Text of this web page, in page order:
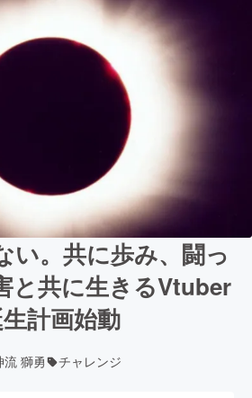
い。共に歩み、闘っ
と共に生きるVtuber
計画始動
流 獅勇 チャレンジ